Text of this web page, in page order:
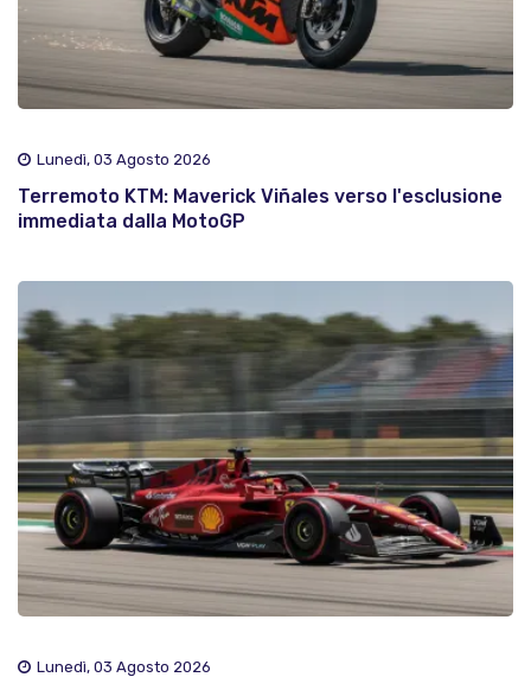
Lunedì, 03 Agosto 2026
Terremoto KTM: Maverick Viñales verso l'esclusione
immediata dalla MotoGP
Lunedì, 03 Agosto 2026